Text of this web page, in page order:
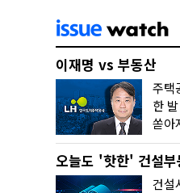
이재명 vs 부동산
오늘도 '핫한' 건설부